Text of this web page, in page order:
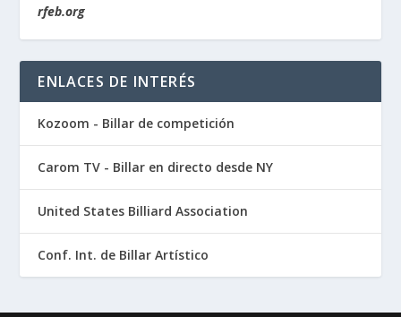
rfeb.org
ENLACES DE INTERÉS
Kozoom - Billar de competición
Carom TV - Billar en directo desde NY
United States Billiard Association
Conf. Int. de Billar Artístico